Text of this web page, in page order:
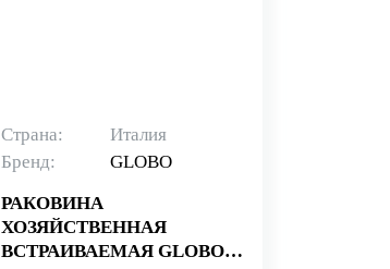
Страна:
Италия
Бренд:
GLOBO
РАКОВИНА
ХОЗЯЙСТВЕННАЯ
ВСТРАИВАЕМАЯ GLOBO